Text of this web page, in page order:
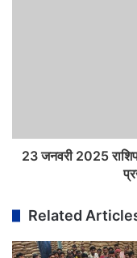
23 जनवरी 2025
Related